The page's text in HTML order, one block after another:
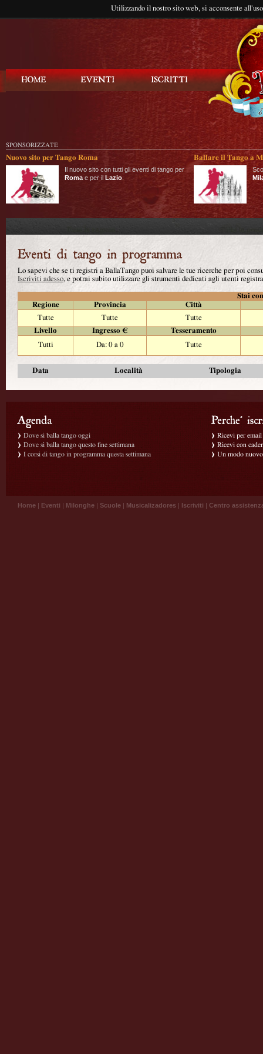
Utilizzando il nostro sito web, si acconsente
SPONSORIZZATE
Nuovo sito per Tango Roma
Il nuovo sito con tutti gli eventi di tango per
Roma e per il Lazio
Ballare il Tango a
Lo sapevi che se ti registri a BallaTango puoi salvare le tue ricerche per poi
Iscriviti adesso, e potrai subito utilizzare gli strumenti dedicati agli utenti
Stai
Regione
Provincia
Città
Tutte
Tutte
Tutte
Livello
Ingresso €
Tesseramento
Tutti
Da: 0 a 0 Tutte
Data Località Tipologia
Dove si balla tango oggi
Dove si balla tango questo fine settimana
I corsi di tango in programma questa settimana
Ricevi per
Ricevi con
Un modo
Home | Eventi | Milonghe | Scuole | Musicalizadores | Iscriviti | Centro